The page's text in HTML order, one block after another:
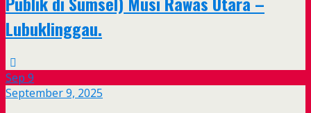
Lubuklinggau.
Sep 9
September 9, 2025